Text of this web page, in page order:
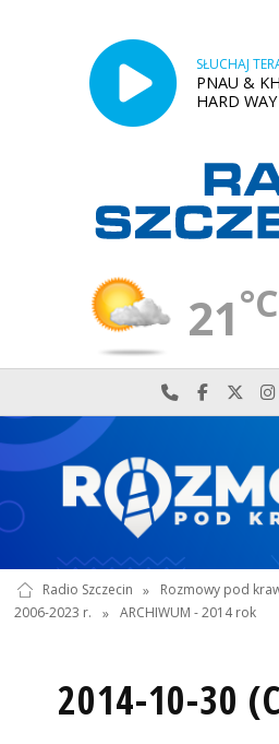
SŁUCHAJ
PNAU &
HARD WAY
21°C
Najlepiej po
Radio Szczecin » Rozmowy pod
2006-2023 r.
» ARCHIWUM - 2014 rok
2014-10-30